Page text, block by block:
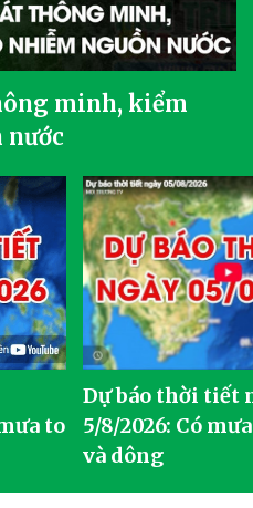
minh, kiểm
nước
to
Dự báo thời tiết
5/8/2026: Có
và dông